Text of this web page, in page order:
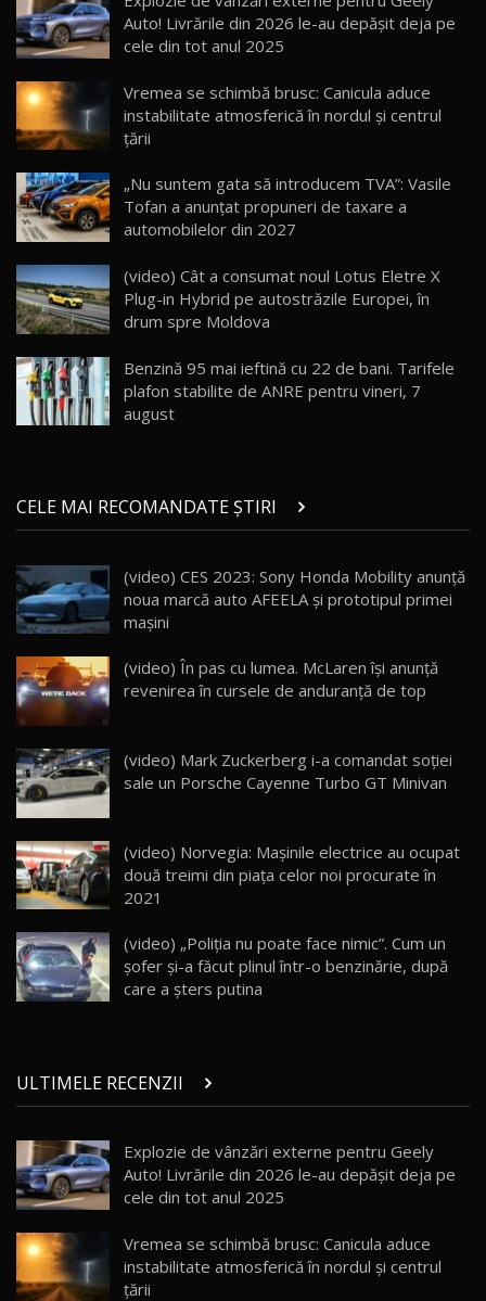
15 14:37
16
AutoBlogMD
13:10
17 20:06
30:08
Noul Geely EX5 EM-i care a cucerit Moldova
AutoBlog.MD
23:36
20
Noul ZEEKR 7X / Test Drive AutoBlog.MD
21
Micul BYD Dolphin Surf / Test Drive
AutoBlog.MD
16:59
22
Noua Mazda 6e / Test Drive AutoBlog.MD
26:59
23
Lynk & Co 01 / Test Drive AutoBlog.MD
25:19
24
ZEEKR 009: Cel mai Performant și Confortabil
Van Electric Testat în Moldova / AutoBlog.MD
26:38
25
mai Exclusiv și Puternic Defender Testat în
Moldova
32:21
26
AutoBlog.MD
10:57
Test Drive: Noile modele FENDT! Cum e să
28
Noul Geely Monjaro 2025! Mai ieftin și mai
dotat / Test Drive AutoBlog.MD
29
ZEEKR 9X - PRIMUL TEST DRIVE ÎN ROMÂNĂ!
CUM SE CONDUCE?
33:40
Primele impresii despre BYD Seal U DM-i,
Sealion 7 și Seal 5 DM-i / Test Drive
Auto! Livrările din 2026 le-au depășit deja pe
cele din tot anul 2025
Vremea se schimbă brusc: Canicula aduce
instabilitate atmosferică în nordul și centrul
țării
„Nu suntem gata să introducem TVA”: Vasile
Tofan a anunțat propuneri de taxare a
automobilelor din 2027
(video) Cât a consumat noul Lotus Eletre X
Plug-in Hybrid pe autostrăzile Europei, în
drum spre Moldova
Benzină 95 mai ieftină cu 22 de bani. Tarifele
plafon stabilite de ANRE pentru vineri, 7
august
CELE MAI RECOMANDATE ȘTIRI
(video) CES 2023: Sony Honda Mobility anunţă
noua marcă auto AFEELA şi prototipul primei
maşini
(video) În pas cu lumea. McLaren își anunță
revenirea în cursele de anduranță de top
(video) Mark Zuckerberg i-a comandat soției
sale un Porsche Cayenne Turbo GT Minivan
(video) Norvegia: Mașinile electrice au ocupat
două treimi din piața celor noi procurate în
2021
(video) „Poliţia nu poate face nimic”. Cum un
șofer și-a făcut plinul într-o benzinărie, după
care a şters putina
ULTIMELE RECENZII
Explozie de vânzări externe pentru Geely
Auto! Livrările din 2026 le-au depășit deja pe
cele din tot anul 2025
Vremea se schimbă brusc: Canicula aduce
instabilitate atmosferică în nordul și centrul
țării